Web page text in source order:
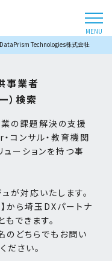
DataPrism Technologies株式会社
事業者
）検索
業の課題解決の支援
コンサル・教育機関
ューションを持つ事
が対応いたします。
から埼玉DXパートナ
できます。
のどちらでもお問い
ださい。